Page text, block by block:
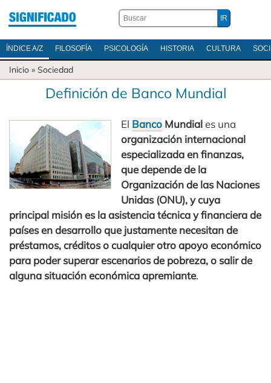
ÍNDICE A/Z FILOSOFÍA PSICOLOGÍA HISTORIA CULTURA
Inicio » Sociedad
Definición de Banco Mundial
El Banco Mundiales una
organización internacional
especializada en finanzas,
que depende de la
Organización de las Naciones
Unidas (ONU), y cuya
principal misión es la asistencia técnica y financiera de
países en desarrollo que justamente necesitan de
préstamos, créditos o cualquier otro apoyo económico
para poder superar escenarios de pobreza, o salir de
alguna situación económica apremiante.